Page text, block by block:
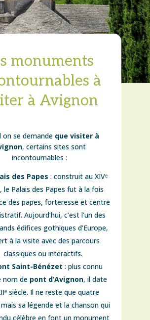
monuments
à
à Avignon
on se demande que visiter à
, certains sites sont
incontournables :
des Papes : construit au XIVᵉ
le Palais des Papes fut à la fois
des papes, forteresse et centre
Aujourd’hui, c’est l’un des
édifices gothiques d’Europe,
à la visite avec des parcours
classiques ou interactifs.
Saint-Bénézet : plus connu
nom de pont d’Avignon, il date
siècle. Il ne reste que quatre
sa légende et la chanson qui
célèbre en font un monument